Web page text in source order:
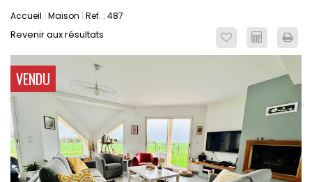
CONTACT
RECRUTEMENT
Accueil Maison Ref. : 487
Revenir aux résultats
VENDU